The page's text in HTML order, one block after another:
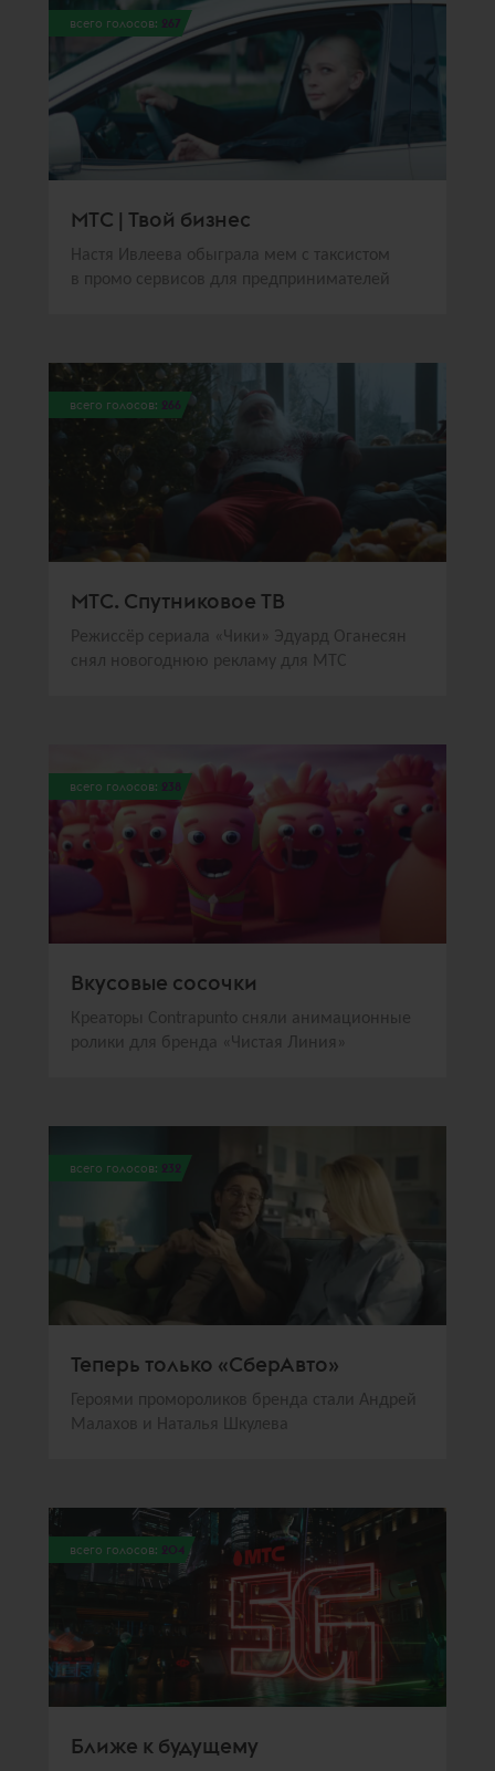
всего голосов: 267
МТС | Твой бизнес
Настя Ивлеева обыграла мем с таксистом
в промо сервисов для предпринимателей
всего голосов: 266
МТС. Спутниковое ТВ
Режиссёр сериала «Чики» Эдуард Оганесян
снял новогоднюю рекламу для МТС
всего голосов: 238
Вкусовые сосочки
Креаторы Contrаpunto сняли анимационные
ролики для бренда «Чистая Линия»
всего голосов: 232
Теперь только «СберАвто»
Героями промороликов бренда стали Андрей
Малахов и Наталья Шкулева
всего голосов: 204
Ближе к будущему